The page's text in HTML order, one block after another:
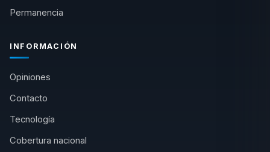
Permanencia
INFORMACIÓN
Opiniones
Contacto
Tecnología
Cobertura nacional